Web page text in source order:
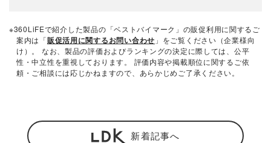
※360LiFEで紹介した製品の「ベストバイマーク」の販促利用に関するご
案内は「販促活用に関するお問い合わせ 」をご覧ください（企業様向
け）。 なお、製品の評価およびランキングの決定に際しては、公平
性・中立性を重視しております。 評価内容や掲載順位に関するご依
頼・ご相談には応じかねますので、あらかじめご了承ください。
新着記事へ